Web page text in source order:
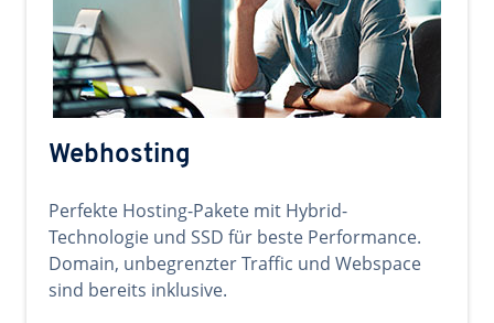
Webhosting
Perfekte Hosting-Pakete mit Hybrid-
Technologie und SSD für beste Performance.
Domain, unbegrenzter Traffic und Webspace
sind bereits inklusive.